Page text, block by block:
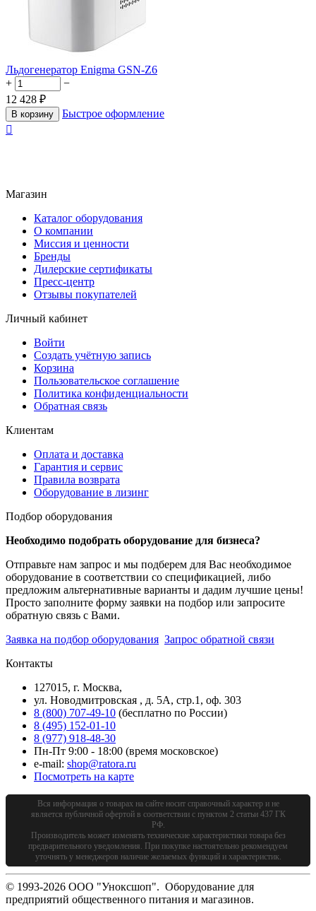
Льдогенератор Enigma GSN-Z6
+
−
12 428 ₽
В корзину
Быстрое оформление

Магазин
Каталог оборудования
О компании
Миссия и ценности
Бренды
Дилерские сертификаты
Пресс-центр
Отзывы покупателей
Личный кабинет
Войти
Создать учётную запись
Корзина
Пользовательское соглашение
Политика конфиденциальности
Обратная связь
Клиентам
Оплата и доставка
Гарантия и сервис
Правила возврата
Оборудование в лизинг
Подбор оборудования
Необходимо подобрать оборудование для бизнеса?
Отправьте нам запрос и мы подберем для Вас необходимое
оборудование в соответствии со спецификацией, либо
предложим альтернативные варианты и дадим лучшие цены!
Просто заполните форму заявки на подбор или запросите
обратную связь с Вами.
Заявка на подбор оборудования Запрос обратной связи
Контакты
127015, г. Москва,
ул. Новодмитровская , д. 5А, стр.1, оф. 303
8 (800) 707-49-10 (бесплатно по России)
8 (495) 152-01-10
8 (977) 918-48-30
Пн-Пт 9:00 - 18:00 (время московское)
e-mail: shop@ratora.ru
Посмотреть на карте
Вся информация о товарах на сайте носит справочный характер и не
является публичной офертой в соответствии с пунктом 2 статьи 437 ГК
РФ.
Производитель может изменять технические характеристики товара без
предварительного уведомления. При покупке настоятельно рекомендуем
уточнять у менеджеров наличие желаемых функций и характеристик.
© 1993-2026 ООО "Уноксшоп". Оборудование для
предприятий общественного питания и магазинов.